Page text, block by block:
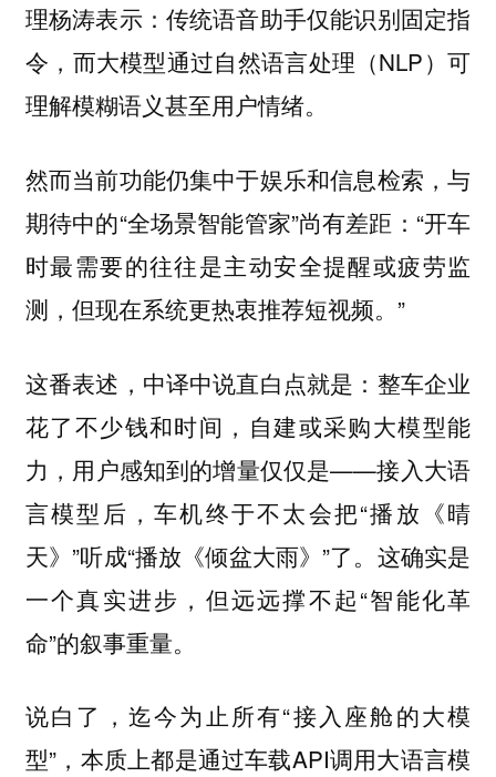
理杨涛表示：传统语音助手仅能识别固定指
令，而大模型通过自然语言处理（NLP）可
理解模糊语义甚至用户情绪。
然而当前功能仍集中于娱乐和信息检索，与
期待中的“全场景智能管家”尚有差距：“开车
时最需要的往往是主动安全提醒或疲劳监
测，但现在系统更热衷推荐短视频。”
这番表述，中译中说直白点就是：整车企业
花了不少钱和时间，自建或采购大模型能
力，用户感知到的增量仅仅是——接入大语
言模型后，车机终于不太会把“播放《晴
天》”听成“播放《倾盆大雨》”了。这确实是
一个真实进步，但远远撑不起“智能化革
命”的叙事重量。
说白了，迄今为止所有“接入座舱的大模
型”，本质上都是通过车载API调用大语言模